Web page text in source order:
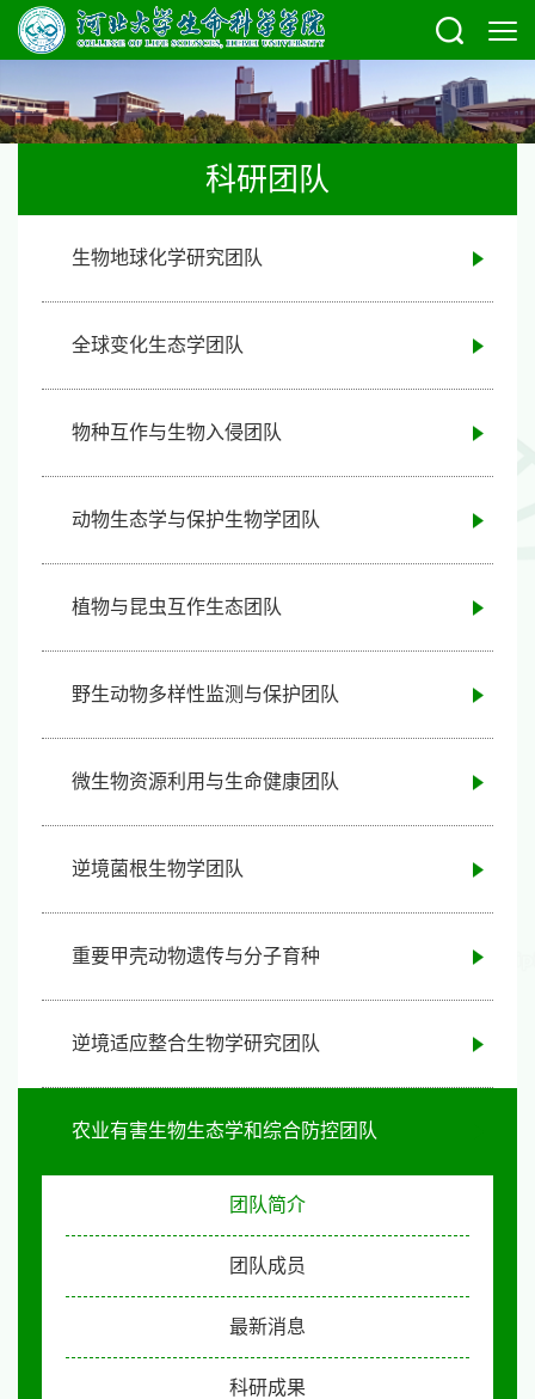
科研团队
生物地球化学研究团队
全球变化生态学团队
物种互作与生物入侵团队
动物生态学与保护生物学团队
植物与昆虫互作生态团队
野生动物多样性监测与保护团队
微生物资源利用与生命健康团队
逆境菌根生物学团队
重要甲壳动物遗传与分子育种
逆境适应整合生物学研究团队
农业有害生物生态学和综合防控团队
团队简介
团队成员
最新消息
科研成果